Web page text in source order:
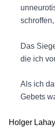
Das
die ich
Als ich
Gebets
Holger